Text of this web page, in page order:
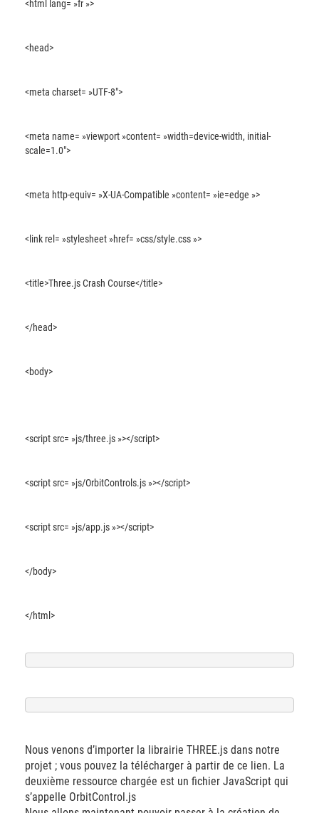
<html lang= »fr »>
<head>
<meta charset= »UTF-8″>
<meta name= »viewport »content= »width=device-width, initial-
scale=1.0″>
<meta http-equiv= »X-UA-Compatible »content= »ie=edge »>
<link rel= »stylesheet »href= »css/style.css »>
<title>Three.js Crash Course</title>
</head>
<body>
<script src= »js/three.js »></script>
<script src= »js/OrbitControls.js »></script>
<script src= »js/app.js »></script>
</body>
</html>
Nous venons d’importer la librairie THREE.js dans notre
projet ; vous pouvez la télécharger à partir de ce lien. La
deuxième ressource chargée est un fichier JavaScript qui
s’appelle OrbitControl.js